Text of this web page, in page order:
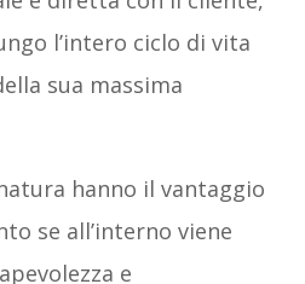
l’intero ciclo di vita
sua massima
hanno il vantaggio
se all’interno viene
e